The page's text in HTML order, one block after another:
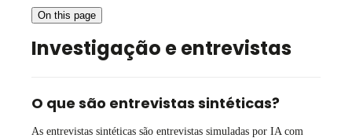
On this page
Investigação e entrevistas
O que são entrevistas sintéticas?
As entrevistas sintéticas são entrevistas simuladas por IA com